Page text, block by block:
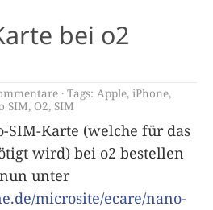
bei o2
Tags: Apple, iPhone,
SIM, O2, SIM
SIM-Karte (welche für das
wird) bei o2 bestellen
unter
microsite/ecare/nano-